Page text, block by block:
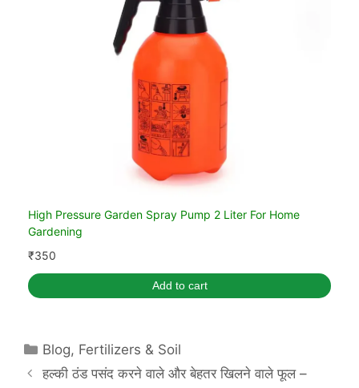
High Pressure Garden Spray Pump 2 Liter For Home
Gardening
₹350
Add to cart
Categories
Blog, Fertilizers & Soil
हल्की ठंड पसंद करने वाले और बेहतर खिलने वाले फूल –